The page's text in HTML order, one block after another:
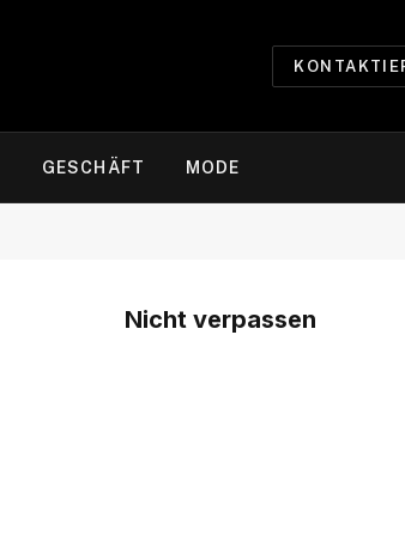
GESCHÄFT MODE
Nicht verpassen